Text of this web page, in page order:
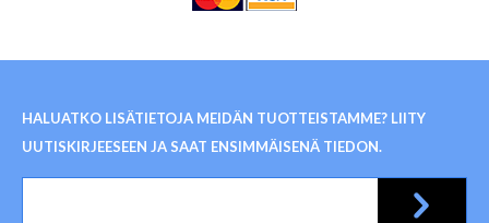
HALUATKO LISÄTIETOJA MEIDÄN TUOTTEISTAMME? LIITY
UUTISKIRJEESEEN JA SAAT ENSIMMÄISENÄ TIEDON.